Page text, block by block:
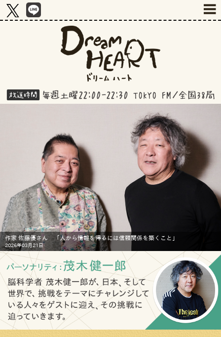
作家 佐藤優さん 「人から情報を得るには信頼関係を築くこと」
2026年03月21日